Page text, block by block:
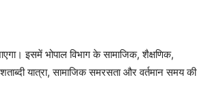
इसमें भोपाल विभाग के सामाजिक, शैक्षणिक,
यात्रा, सामाजिक समरसता और वर्तमान समय की